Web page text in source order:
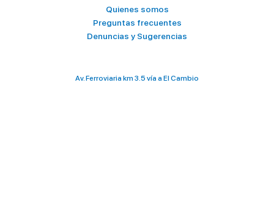
Quienes somos
Preguntas frecuentes
Denuncias y Sugerencias
Av. Ferroviaria km 3.5 vía a El Cambio